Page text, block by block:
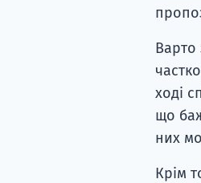
Варто
ході
що
них
Крім